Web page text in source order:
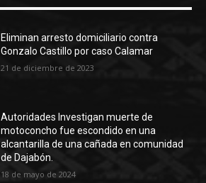
Eliminan arresto domiciliario contra
Gonzalo Castillo por caso Calamar
21 de diciembre de 2023
Autoridades Investigan muerte de
motoconcho fue escondido en una
alcantarilla de una cañada en comunidad
de Dajabón.
18 de mayo de 2024